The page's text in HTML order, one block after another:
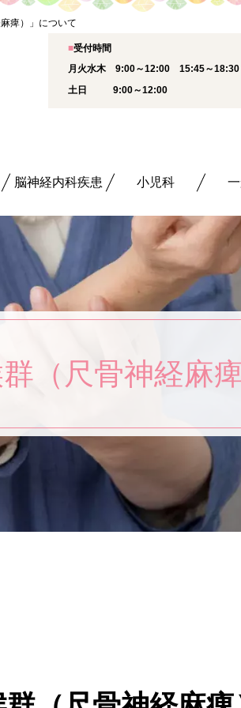
痺）」について
■受付時間
月火水木 9:00～12:00 15:45～
土日 9:00～12:00
脳神経内科疾患 小児科
（尺骨神経麻